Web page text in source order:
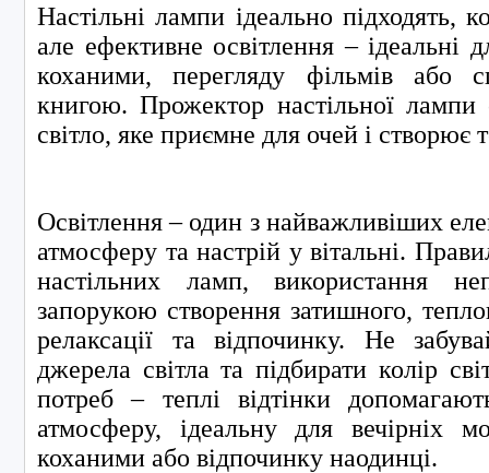
Настільні лампи ідеально підходять,
але ефективне освітлення – ідеальні
коханими, перегляду фільмів або
книгою. Прожектор настільної лампи
світло, яке приємне для очей і створює
Освітлення – один з найважливіших
атмосферу та настрій у вітальні.
настільних ламп, використання
запорукою створення затишного,
релаксації та відпочинку. Не
джерела світла та підбирати колір
потреб – теплі відтінки
атмосферу, ідеальну для вечірніх
коханими або відпочинку наодинці.